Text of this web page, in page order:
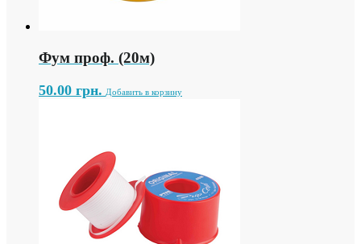
Фум проф. (20м)
50.00 грн. Добавить в корзину